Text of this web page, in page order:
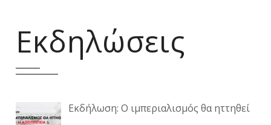
Εκδηλώσεις
Εκδήλωση: Ο ιμπεριαλισμός θα ηττηθεί